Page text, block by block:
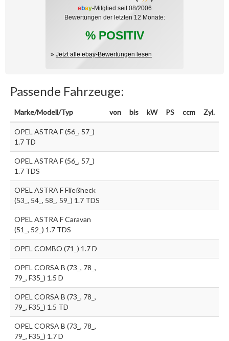
ebay-Mitglied seit 08/2006
Bewertungen der letzten 12 Monate:
% POSITIV
» Jetzt alle ebay-Bewertungen lesen
Passende Fahrzeuge:
Marke/Modell/Typ von bis kW PS ccm Zyl.
OPEL ASTRA F (56_, 57_)
1.7 TD
OPEL ASTRA F (56_, 57_)
1.7 TDS
OPEL ASTRA F Fließheck
(53_, 54_, 58_, 59_) 1.7 TDS
OPEL ASTRA F Caravan
(51_, 52_) 1.7 TDS
OPEL COMBO (71_) 1.7 D
OPEL CORSA B (73_, 78_,
79_, F35_) 1.5 D
OPEL CORSA B (73_, 78_,
79_, F35_) 1.5 TD
OPEL CORSA B (73_, 78_,
79_, F35_) 1.7 D